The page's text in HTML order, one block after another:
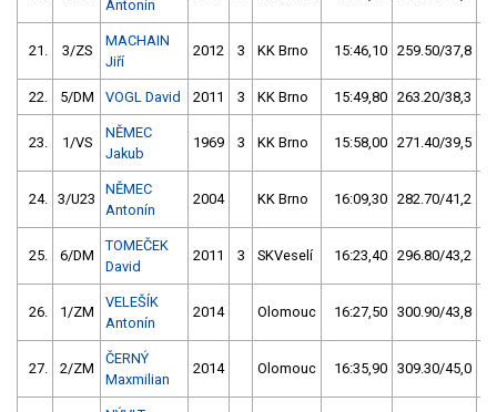
Antonín
21. 3/ZS
MACHAIN
Jiří
2012 3 KK Brno 15:46,10 259.50/37,8
22. 5/DM VOGL David 2011 3 KK Brno 15:49,80 263.20/38,3
23. 1/VS
NĚMEC
Jakub
1969 3 KK Brno 15:58,00 271.40/39,5
24. 3/U23
NĚMEC
Antonín
2004 KK Brno 16:09,30 282.70/41,2
25. 6/DM
TOMEČEK
David
2011 3 SKVeselí 16:23,40 296.80/43,2
26. 1/ZM
VELEŠÍK
Antonín
2014 Olomouc 16:27,50 300.90/43,8
27. 2/ZM
ČERNÝ
Maxmilian
2014 Olomouc 16:35,90 309.30/45,0